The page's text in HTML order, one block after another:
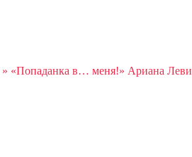
» «Попаданка в… меня!» Ариана Леви